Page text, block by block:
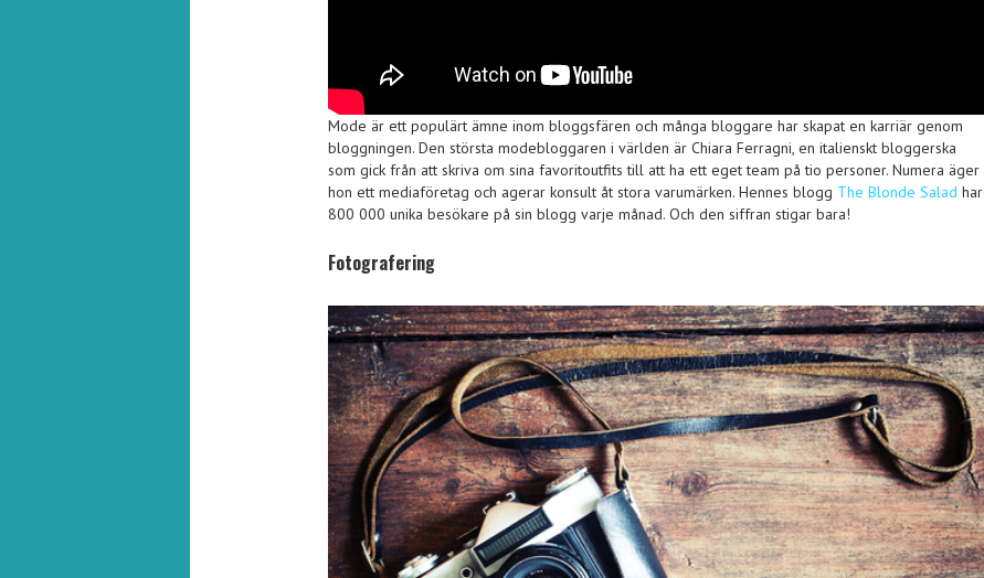
Mode är ett populärt ämne inom bloggsfären och många bloggare har skapat en karriär genom
bloggningen. Den största modebloggaren i världen är Chiara Ferragni, en italienskt bloggerska
som gick från att skriva om sina favoritoutfits till att ha ett eget team på tio personer. Numera äger
hon ett mediaföretag och agerar konsult åt stora varumärken. Hennes blogg The Blonde Salad har
800 000 unika besökare på sin blogg varje månad. Och den siffran stigar bara!
Fotografering